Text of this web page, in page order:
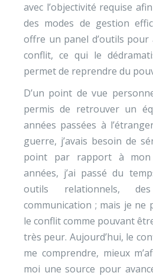
avec l’objectivité requise
des modes de gestion
offre un panel d’outils
conflit, ce qui le
permet de reprendre du
D’un point de vue
permis de retrouver un
années passées à
guerre, j’avais besoin de
point par rapport à mon
années, j’ai passé du
outils relationnels,
communication ; mais je ne
le conflit comme pouvant
très peur. Aujourd’hui, le
me comprendre, mieux
moi une source pour